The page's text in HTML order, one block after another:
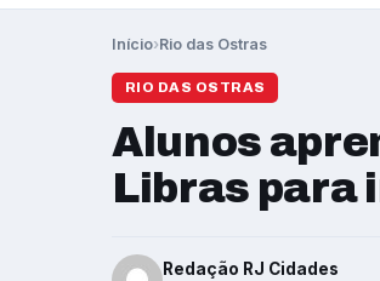
Início›Rio das Ostras
RIO DAS OSTRAS
Alunos
Libras para
Redação RJ Cidades